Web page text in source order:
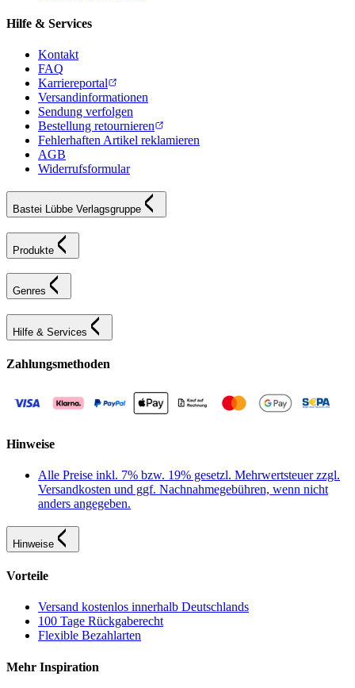
Hilfe & Services
Kontakt
FAQ
Karriereportal
Versandinformationen
Sendung verfolgen
Bestellung retournieren
Fehlerhaften Artikel reklamieren
AGB
Widerrufsformular
Bastei Lübbe Verlagsgruppe
Produkte
Genres
Hilfe & Services
Zahlungsmethoden
Hinweise
Alle Preise inkl. 7% bzw. 19% gesetzl. Mehrwertsteuer zzgl.
Versandkosten und ggf. Nachnahmegebühren, wenn nicht
anders angegeben.
Hinweise
Vorteile
Versand kostenlos innerhalb Deutschlands
100 Tage Rückgaberecht
Flexible Bezahlarten
Mehr Inspiration